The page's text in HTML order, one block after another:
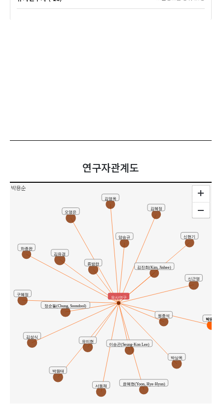
연구자관계도
박용순
구혜정
김성식
김영옥
김유경
김진희(Kim, Jinhee)
김혜정
류방란
박상옥
박원태
서동채
신근영
신현기
양승규
오영은
원종석
유미현
윤혜현(Yoon, Hye-Hyun)
이승곤(Seung-Kon Lee)
정순둘(Chung, Soondool)
하종완
박용순
유사연구